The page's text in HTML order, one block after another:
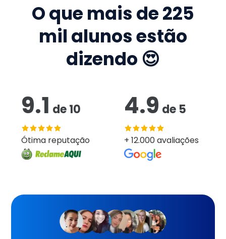
O que mais de225
mil alunos estão
dizendo 😍
9.1 de10
Ótima reputação
4.9 de 5
+ 12.000 avaliações